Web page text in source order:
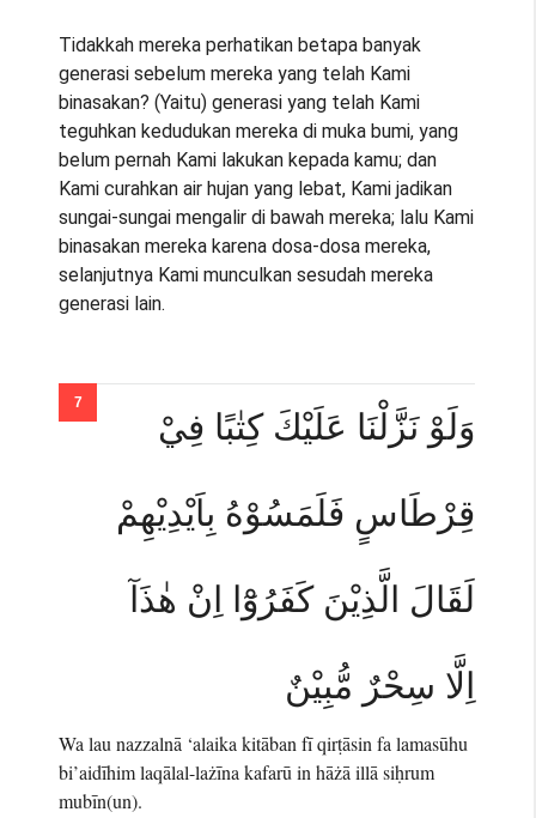
Tidakkah mereka perhatikan betapa banyak
generasi sebelum mereka yang telah Kami
binasakan? (Yaitu) generasi yang telah Kami
teguhkan kedudukan mereka di muka bumi, yang
belum pernah Kami lakukan kepada kamu; dan
Kami curahkan air hujan yang lebat, Kami jadikan
sungai-sungai mengalir di bawah mereka; lalu Kami
binasakan mereka karena dosa-dosa mereka,
selanjutnya Kami munculkan sesudah mereka
generasi lain.
وَلَوْ نَزَّلْنَا عَلَيْكَ كِتٰبًا فِيْ
قِرْطَاسٍ فَلَمَسُوْهُ بِاَيْدِيْهِمْ
لَقَالَ الَّذِيْنَ كَفَرُوْٓا اِنْ هٰذَآ
اِلَّا سِحْرٌ مُّبِيْنٌ
Wa lau nazzalnā ‘alaika kitāban fī qirṭāsin fa lamasūhu
bi’aidīhim laqālal-lażīna kafarū in hāżā illā siḥrum
mubīn(un).